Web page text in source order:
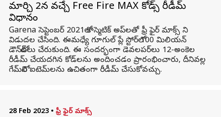
మార్చి 2న వచ్చే Free Fire MAX కోడ్స్ రీడీమ్
విధానం
Garena సెప్టెంబర్ 2021లో కాస్మెటిక్ అప్‌లతో ఫ్రీ ఫైర్ మాక్స్ ని
విడుదల చేసింది. ఈమధ్యే గూగుల్ ప్లే స్టోర్‌లో 100 మిలియన్
డౌన్‌లోడ్‌లు చేరుకుంది. ఈ సందర్భంగా డెవలపర్‌లు 12-అంకెల
రీడీమ్ చేయదగిన కోడ్‌లను అందించడం ప్రారంభించారు, దీనివల్ల
గేమ్‌లోని ఐటెమ్‌లను ఉచితంగా రీడీమ్ చేసుకోవచ్చు.
28 Feb 2023 • ఫ్రీ ఫైర్ మాక్స్